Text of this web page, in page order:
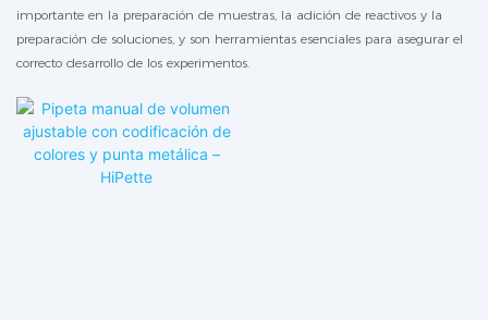
importante en la preparación de muestras, la adición de reactivos y la
preparación de soluciones, y son herramientas esenciales para asegurar el
correcto desarrollo de los experimentos.